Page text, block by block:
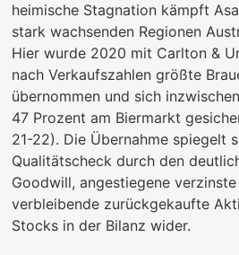
heimische Stagnation kämpft
stark wachsenden Regionen
Hier wurde 2020 mit Carlton &
nach Verkaufszahlen größte
übernommen und sich
47 Prozent am Biermarkt
21-22). Die Übernahme spiegelt
Qualitätscheck durch den
Goodwill, angestiegene
verbleibende zurückgekaufte
Stocks in der Bilanz wider.